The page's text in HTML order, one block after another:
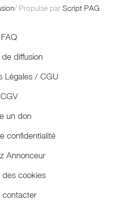
/ Propulsé par Script PAG
FAQ
de diffusion
Légales / CGU
CGV
un don
confidentialité
Annonceur
des cookies
contacter